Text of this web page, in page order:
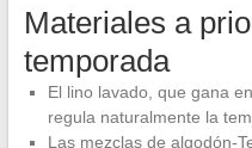
Materiales a
temporada
El lino lavado, que gana
regula naturalmente la
Las mezclas de algodón-